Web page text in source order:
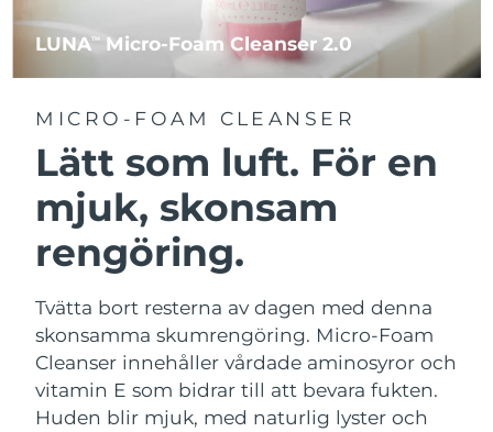
LUNATM Micro-Foam Cleanser 2.0
MICRO-FOAM CLEANSER
Lätt som luft. För en
mjuk, skonsam
rengöring.
Tvätta bort resterna av dagen med denna
skonsamma skumrengöring. Micro-Foam
Cleanser innehåller vårdade aminosyror och
vitamin E som bidrar till att bevara fukten.
Huden blir mjuk, med naturlig lyster och